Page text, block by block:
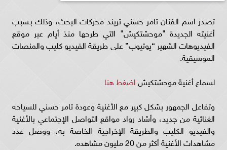
تصدر اسم الفنان تامر حسني تريند محركات البحث، وذلك بـسبب
أغنيته الجديدة "موحشتكيش" التي طرحها منذ أيام عبر موقع
الفيديوهات الشهير “يوتيوب” على طريقة الفيديو كليب والمنصات
الموسيقية.
لسماع أغنية موحشتكيشاضغط هنا
وتفاعل الجمهور بشكل كبير مع الأغنية وعودة تامر حسني للسياحه
الغنائية من جديد، وأشاد رواد مواقع التواصل الإجتماعي بالأغنية
والفيديو الكليب والطريقة الإخراجية الخاصة به، ووصل عدد
مشاهدات الأغنية أكثر من 20 مليون مشاهده.